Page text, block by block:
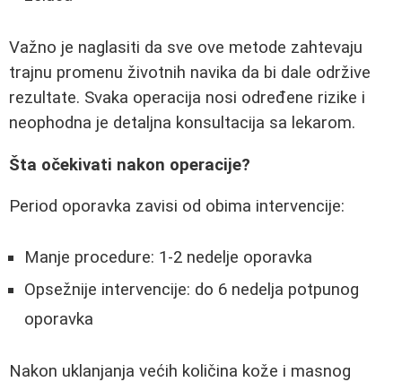
Važno je naglasiti da sve ove metode zahtevaju
trajnu promenu životnih navika da bi dale održive
rezultate. Svaka operacija nosi određene rizike i
neophodna je detaljna konsultacija sa lekarom.
Šta očekivati nakon operacije?
Period oporavka zavisi od obima intervencije:
Manje procedure: 1-2 nedelje oporavka
Opsežnije intervencije: do 6 nedelja potpunog
oporavka
Nakon uklanjanja većih količina kože i masnog